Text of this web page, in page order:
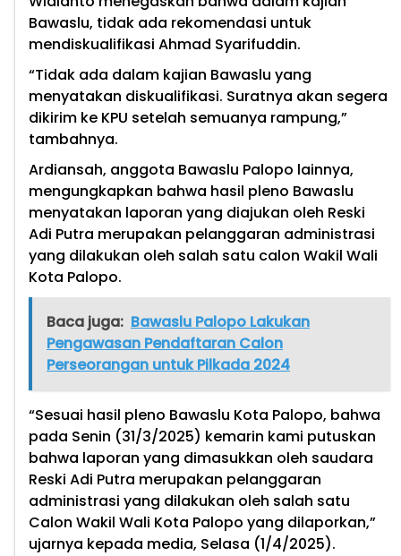
Bawaslu, tidak ada rekomendasi untuk
mendiskualifikasi Ahmad Syarifuddin.
“Tidak ada dalam kajian Bawaslu yang
menyatakan diskualifikasi. Suratnya akan segera
dikirim ke KPU setelah semuanya rampung,”
tambahnya.
Ardiansah, anggota Bawaslu Palopo lainnya,
mengungkapkan bahwa hasil pleno Bawaslu
menyatakan laporan yang diajukan oleh Reski
Adi Putra merupakan pelanggaran administrasi
yang dilakukan oleh salah satu calon Wakil Wali
Kota Palopo.
Baca juga: Bawaslu Palopo Lakukan
Pengawasan Pendaftaran Calon
Perseorangan untuk Pilkada 2024
“Sesuai hasil pleno Bawaslu Kota Palopo, bahwa
pada Senin (31/3/2025) kemarin kami putuskan
bahwa laporan yang dimasukkan oleh saudara
Reski Adi Putra merupakan pelanggaran
administrasi yang dilakukan oleh salah satu
Calon Wakil Wali Kota Palopo yang dilaporkan,”
ujarnya kepada media, Selasa (1/4/2025).